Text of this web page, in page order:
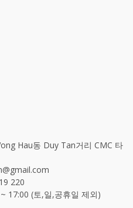
Hau동 Duy Tan거리 CMC 타
220
17:00 (토,일,공휴일 제외)